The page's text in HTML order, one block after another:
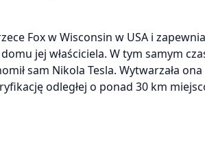
Fox w Wisconsin w USA i
jej właściciela. W tym samym
sam Nikola Tesla. Wytwarzała
odległej o ponad 30 km